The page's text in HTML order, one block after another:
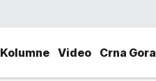
Kolumne Video Crna Gora